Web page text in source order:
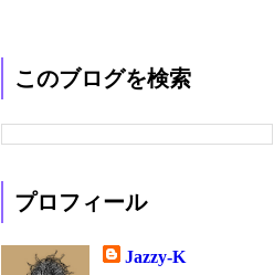
このブログを検索
プロフィール
Jazzy-K